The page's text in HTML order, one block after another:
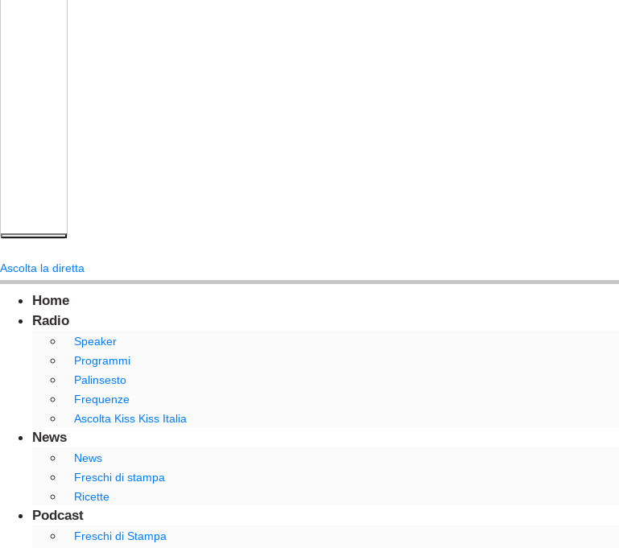
Ascolta la diretta
Home
Radio
Speaker
Programmi
Palinsesto
Frequenze
Ascolta Kiss Kiss Italia
News
News
Freschi di stampa
Ricette
Podcast
Freschi di Stampa